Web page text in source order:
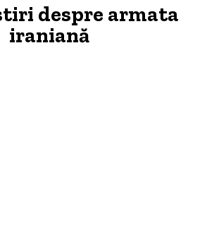
despre armata
iraniană